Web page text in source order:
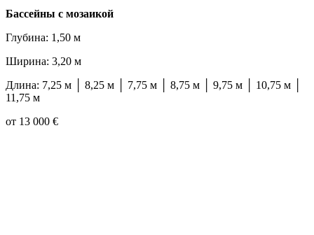
Бассейны с мозаикой
Глубина: 1,50 м
Ширина: 3,20 м
Длина: 7,25 м │ 8,25 м │ 7,75 м │ 8,75 м │ 9,75 м │ 10,75 м │
11,75 м
от 13 000 €